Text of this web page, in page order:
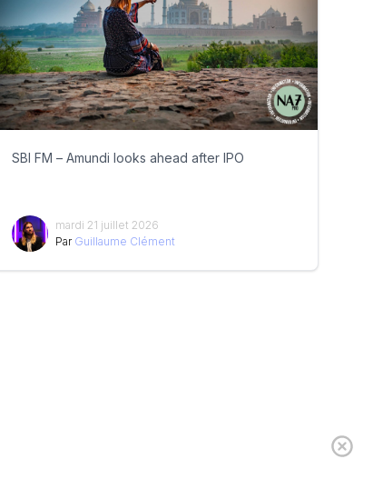
SBI FM – Amundi looks ahead after IPO
mardi 21 juillet 2026
Par Guillaume Clément